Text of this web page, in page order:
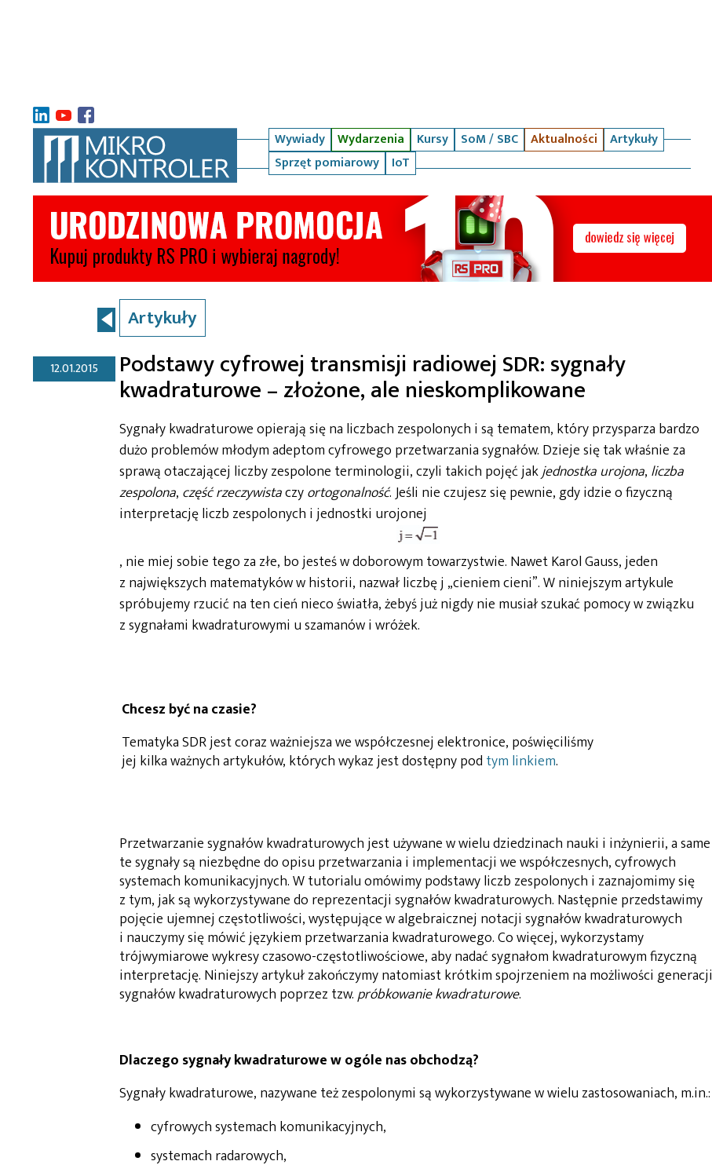
Wywiady Wydarzenia Kursy SoM / SBC Aktualności
Artykuły
Sprzęt pomiarowy
IoT
Artykuły
12.01.2015 Podstawy cyfrowej transmisji radiowej SDR: sygnały
kwadraturowe – złożone, ale nieskomplikowane
Sygnały kwadraturowe opierają się na liczbach zespolonych i są tematem, który przysparza bardzo
dużo problemów młodym adeptom cyfrowego przetwarzania sygnałów. Dzieje się tak właśnie za
sprawą otaczającej liczby zespolone terminologii, czyli takich pojęć jakjednostka urojona, liczba
zespolona, część rzeczywistaczyortogonalność. Jeśli nie czujesz się pewnie, gdy idzie o fizyczną
interpretację liczb zespolonych i jednostki urojonej
, nie miej sobie tego za złe, bo jesteś w doborowym towarzystwie. Nawet Karol Gauss, jeden
z największych matematyków w historii, nazwał liczbę j „cieniem cieni”. W niniejszym artykule
spróbujemy rzucić na ten cień nieco światła, żebyś już nigdy nie musiał szukać pomocy w związku
z sygnałami kwadraturowymi u szamanów i wróżek.
Chcesz być na czasie?
Tematyka SDR jest coraz ważniejsza we współczesnej elektronice, poświęciliśmy
jej kilka ważnych artykułów, których wykaz jest dostępny pod tym linkiem.
Przetwarzanie sygnałów kwadraturowych jest używane w wielu dziedzinach nauki i inżynierii, a same
te sygnały są niezbędne do opisu przetwarzania i implementacji we współczesnych, cyfrowych
systemach komunikacyjnych. W tutorialu omówimy podstawy liczb zespolonych i zaznajomimy się
z tym, jak są wykorzystywane do reprezentacji sygnałów kwadraturowych. Następnie przedstawimy
pojęcie ujemnej częstotliwości, występujące w algebraicznej notacji sygnałów kwadraturowych
i nauczymy się mówić językiem przetwarzania kwadraturowego. Co więcej, wykorzystamy
trójwymiarowe wykresy czasowo-częstotliwościowe, aby nadać sygnałom kwadraturowym fizyczną
interpretację. Niniejszy artykuł zakończymy natomiast krótkim spojrzeniem na możliwości generacji
sygnałów kwadraturowych poprzez tzw.próbkowanie kwadraturowe.
Dlaczego sygnały kwadraturowe w ogóle nas obchodzą?
Sygnały kwadraturowe, nazywane też zespolonymi są wykorzystywane w wielu zastosowaniach, m.in.:
cyfrowych systemach komunikacyjnych,
systemach radarowych,